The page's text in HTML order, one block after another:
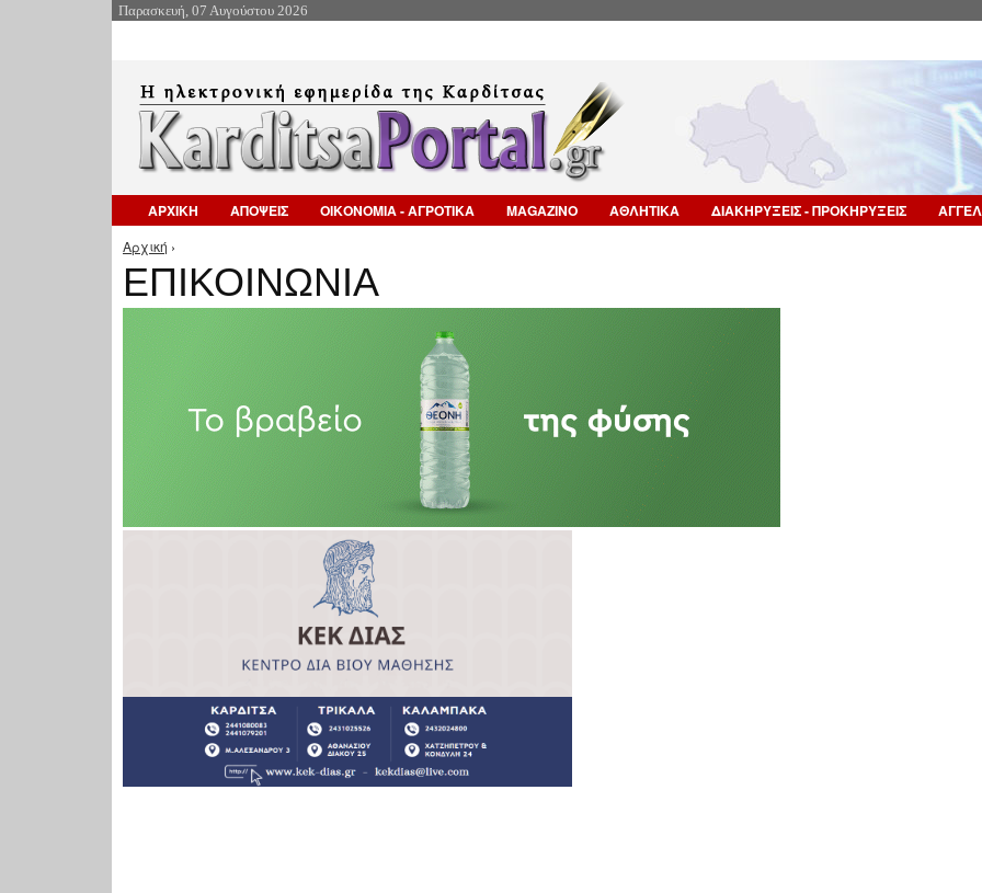
Παρασκευή, 07 Αυγούστου 2026
ΑΡΧΙΚΗ ΑΠΟΨΕΙΣ ΟΙΚΟΝΟΜΙΑ - ΑΓΡΟΤΙΚΑ MAGAZINO ΑΘΛΗΤΙΚΑ ΔΙΑΚΗΡΥΞΕΙΣ - ΠΡΟΚΗΡΥΞΕΙΣ
Είστε εδώ
Αρχική ›
ΕΠΙΚΟΙΝΩΝΙΑ